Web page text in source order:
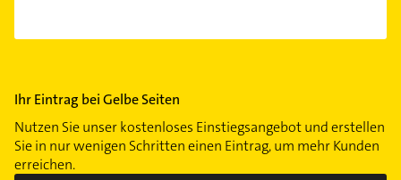
Ihr Eintrag bei Gelbe Seiten
Nutzen Sie unser kostenloses Einstiegsangebot und erstellen
Sie in nur wenigen Schritten einen Eintrag, um mehr Kunden
erreichen.